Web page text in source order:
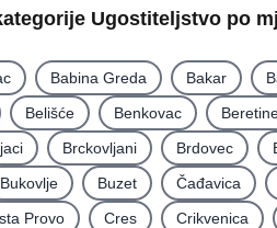
Ugostiteljstvo po
Babina Greda Bakar
Belišće Benkovac
Brckovljani Brdovec
Bukovlje Buzet Čađavica
Provo Cres Crikvenica